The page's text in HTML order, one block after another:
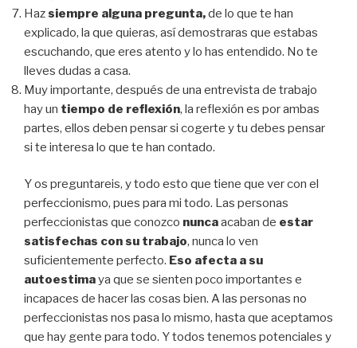
Hazsiempre alguna pregunta,de lo que te han
explicado, la que quieras, así demostraras que estabas
escuchando, que eres atento y lo has entendido. No te
lleves dudas a casa.
Muy importante, después de una entrevista de trabajo
hay un tiempo de reflexión, la reflexión es por ambas
partes, ellos deben pensar si cogerte y tu debes pensar
si te interesa lo que te han contado.
Y os preguntareis, y todo esto que tiene que ver con el
perfeccionismo, pues para mi todo. Las personas
perfeccionistas que conozco nuncaacaban de estar
satisfechas con su trabajo, nunca lo ven
suficientemente perfecto. Eso afecta a su
autoestimaya que se sienten poco importantes e
incapaces de hacer las cosas bien. A las personas no
perfeccionistas nos pasa lo mismo, hasta que aceptamos
que hay gente para todo. Y todos tenemos potenciales y